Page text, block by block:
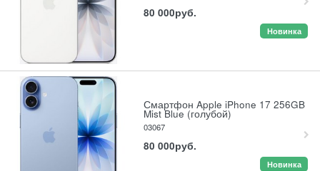
80 000руб.
Новинка
Смартфон Apple iPhone 17 256GB
Mist Blue (голубой)
03067
80 000руб.
Новинка